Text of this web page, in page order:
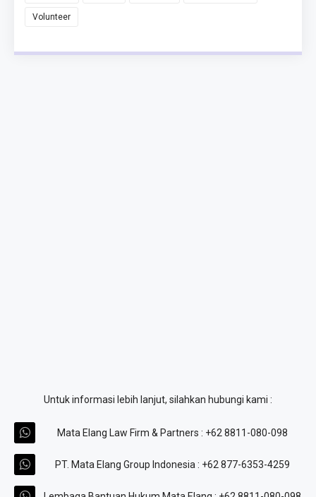
Volunteer
Untuk informasi lebih lanjut, silahkan hubungi kami :
Mata Elang Law Firm & Partners : +62 8811-080-098
PT. Mata Elang Group Indonesia : +62 877-6353-4259